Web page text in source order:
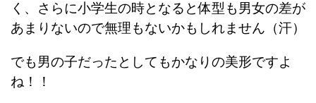
く、さらに小学生の時となると体型も男女の差が
あまりないので無理もないかもしれません（汗）
でも男の子だったとしてもかなりの美形ですよ
ね！！